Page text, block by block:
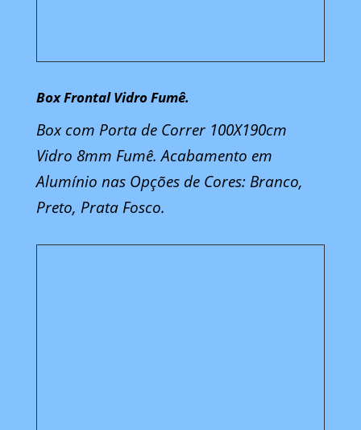
Box Frontal Vidro Fumê.
Box com Porta de Correr 100X190cm
Vidro 8mm Fumê. Acabamento em
Alumínio nas Opções de Cores: Branco,
Preto, Prata Fosco.